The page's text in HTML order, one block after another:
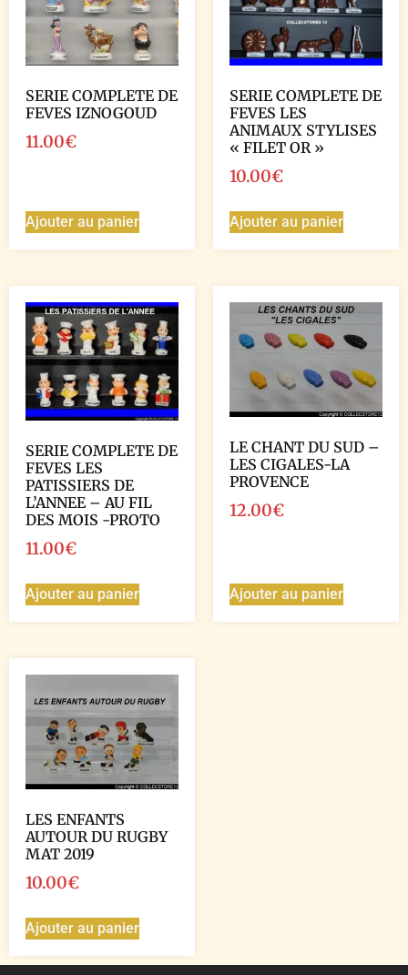
SERIE COMPLETE DE
FEVES IZNOGOUD
11.00€
Ajouter au panier
SERIE COMPLETE DE
FEVES LES
ANIMAUX STYLISES
« FILET OR »
10.00€
Ajouter au panier
SERIE COMPLETE DE
FEVES LES
PATISSIERS DE
L’ANNEE – AU FIL
DES MOIS -PROTO
11.00€
Ajouter au panier
LE CHANT DU SUD –
LES CIGALES-LA
PROVENCE
12.00€
Ajouter au panier
LES ENFANTS
AUTOUR DU RUGBY
MAT 2019
10.00€
Ajouter au panier